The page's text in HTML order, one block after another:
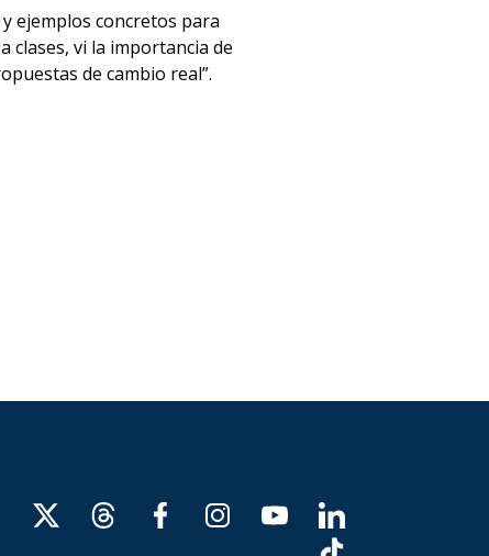
ejemplos concretos para
clases, vi la importancia de
de cambio real”.